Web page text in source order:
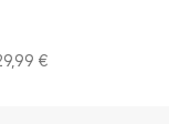
€
129,99 €